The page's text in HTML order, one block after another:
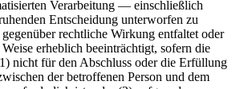
Verarbeitung — einschließlich
Entscheidung unterworfen zu
rechtliche Wirkung entfaltet oder
erheblich beeinträchtigt, sofern die
nicht für den Abschluss oder die Erfüllung
der betroffenen Person und dem